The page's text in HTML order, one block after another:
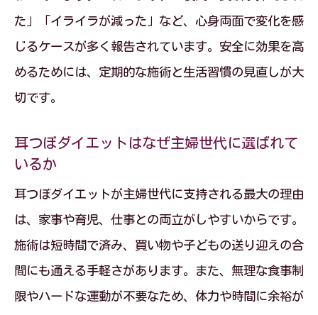
た」「イライラが減った」など、心身両面で変化を感
じるケースが多く報告されています。安全に効果を高
めるためには、定期的な施術と生活習慣の見直しが大
切です。
耳つぼダイエットはなぜ主婦世代に選ばれて
いるか
耳つぼダイエットが主婦世代に支持される最大の理由
は、家事や育児、仕事との両立がしやすいからです。
施術は短時間で済み、買い物や子どもの送り迎えの合
間にも通える手軽さがあります。また、無理な食事制
限やハードな運動が不要なため、体力や時間に余裕が